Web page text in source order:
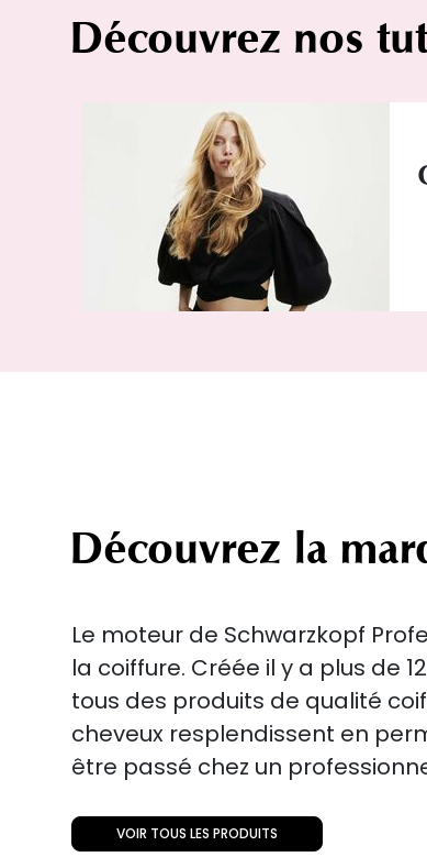
Découvrez nos
Découvrez la
Le moteur de Schwarzkopf
la coiffure. Créée il y a plus de
tous des produits de qualité
cheveux resplendissent en
être passé chez un
VOIR TOUS LES PRODUITS